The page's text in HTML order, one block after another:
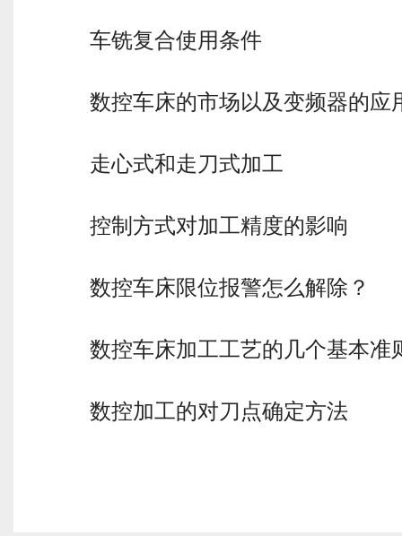
车铣复合使用条件
数控车床的市场以及变频器的
走心式和走刀式加工
控制方式对加工精度的影响
数控车床限位报警怎么解除？
数控车床加工工艺的几个基本
数控加工的对刀点确定方法